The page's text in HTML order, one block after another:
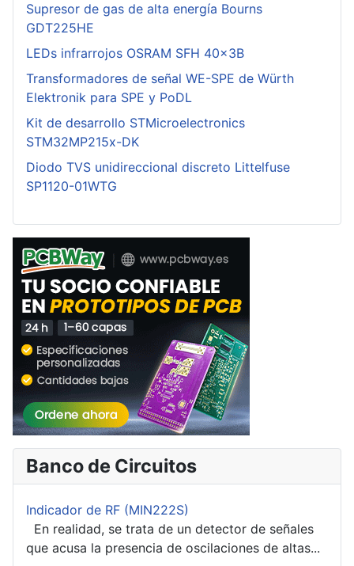
Supresor de gas de alta energía Bourns
GDT225HE
LEDs infrarrojos OSRAM SFH 40x3B
Transformadores de señal WE-SPE de Würth
Elektronik para SPE y PoDL
Kit de desarrollo STMicroelectronics
STM32MP215x-DK
Diodo TVS unidireccional discreto Littelfuse
SP1120-01WTG
Banco de Circuitos
Indicador de RF (MIN222S)
En realidad, se trata de un detector de señales
que acusa la presencia de oscilaciones de altas...